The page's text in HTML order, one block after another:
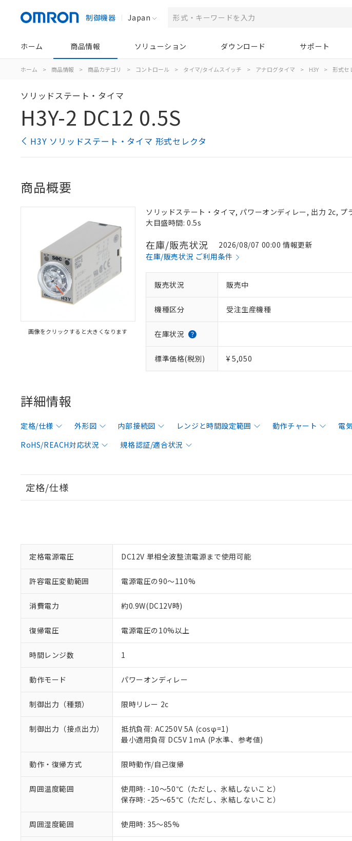
制御機器 Japan
ホーム 商品情報 ソリューション ダウンロード サポート
ホーム > 商品情報 > 商品カテゴリ > コントロール > タイマ/タイムスイッチ > アナログタイマ > H3Y > 形式セ
ソリッドステート・タイマ
H3Y-2 DC12 0.5S
H3Y ソリッドステート・タイマ 形式セレクタ
商品概要
画像をクリックすると大きくなります
ソリッドステート・タイマ, パワーオンディレー, 出力 2c,
大目盛時間: 0.5s
在庫/販売状況
2026/08/07 00:00 情報更新
在庫/販売状況 ご利用条件
販売状況 販売中
機種区分 受注生産機種
在庫状況
標準価格(税別) ¥ 5,050
詳細情報
定格/仕様 外形図 内部接続図 レンジと時間設定範囲 動作チャート 電
RoHS/REACH対応状況
規格認証/適合状況
定格/仕様
定格電源電圧 DC12V 単相全波整流電源まで使用可能
許容電圧変動範囲 電源電圧の90～110%
消費電力 約0.9W(DC12V時)
復帰電圧 電源電圧の10%以上
時間レンジ数 1
動作モード パワーオンディレー
制御出力（種類） 限時リレー 2c
制御出力（接点出力）
抵抗負荷: AC250V 5A (cosφ=1)
最小適用負荷 DC5V 1mA (P水準、参考値)
動作・復帰方式 限時動作/自己復帰
周囲温度範囲
使用時: -10～50℃（ただし、氷結しないこと）
保存時: -25～65℃（ただし、氷結しないこと）
周囲湿度範囲 使用時: 35～85%
※1 対応状況